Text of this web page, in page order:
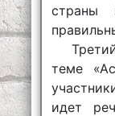
страны
теме
идет